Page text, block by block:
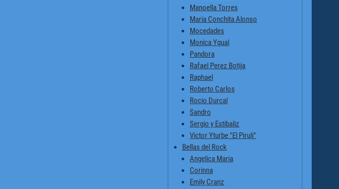
Manoella Torres
Maria Conchita Alonso
Mocedades
Monica Ygual
Pandora
Rafael Perez Botija
Raphael
Roberto Carlos
Rocio Durcal
Sandro
Sergio y Estibaliz
Victor Yturbe "El Piruli"
Bellas del Rock
Angelica Maria
Corinna
Emily Cranz